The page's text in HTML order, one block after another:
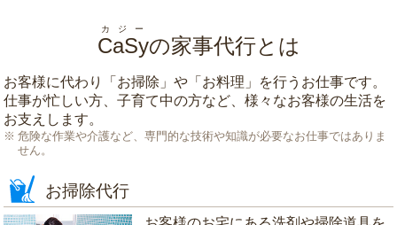
CaSy
カジー
の家事代行とは
お客様に代わり「 お掃除 」や「 お料理 」を行うお仕事です。
仕事が忙しい方、子育て中の方など、様々なお客様の生活を
お支えします。
危険な作業や介護など、専門的な技術や知識が必要なお仕事ではありま
せん。
お掃除代行